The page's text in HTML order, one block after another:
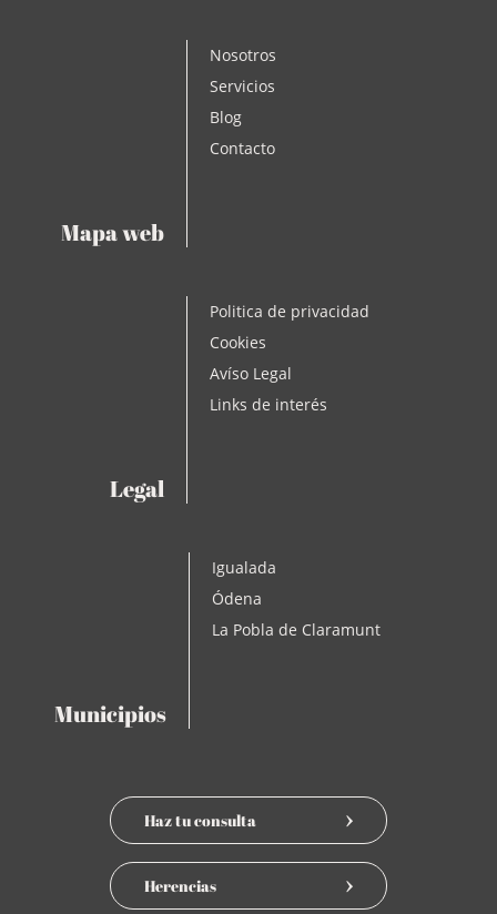
Mapa web
Nosotros
Servicios
Blog
Contacto
Legal
Politica de privacidad
Cookies
Avíso Legal
Links de interés
Municipios
Igualada
Ódena
La Pobla de Claramunt
Haz tu consulta
Herencias